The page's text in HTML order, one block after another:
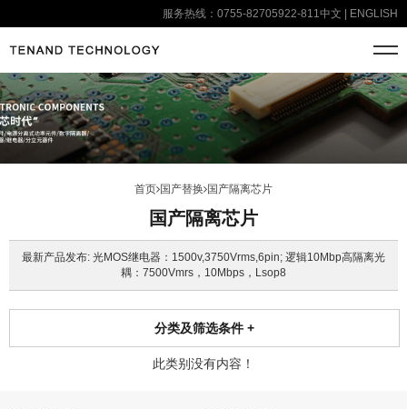
服务热线：0755-82705922-811中文 ENGLISH
首页 国产替换 国产隔离芯片
国产隔离芯片
最新产品发布: 光MOS继电器：1500v,3750Vrms,6pin; 逻辑10Mbp高隔离光
耦：7500Vmrs，10Mbps，Lsop8
分类及筛选条件 +
此类别没有内容！